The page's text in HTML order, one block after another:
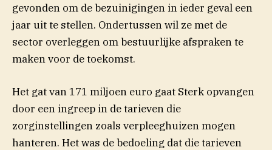
gevonden om de bezuinigingen in ieder geval een
jaar uit te stellen. Ondertussen wil ze met de
sector overleggen om bestuurlijke afspraken te
maken voor de toekomst.
Het gat van 171 miljoen euro gaat Sterk opvangen
door een ingreep in de tarieven die
zorginstellingen zoals verpleeghuizen mogen
hanteren. Het was de bedoeling dat die tarieven